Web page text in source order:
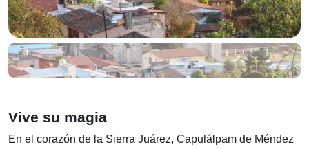
Vive su magia
En el corazón de la Sierra Juárez, Capulálpam de Méndez